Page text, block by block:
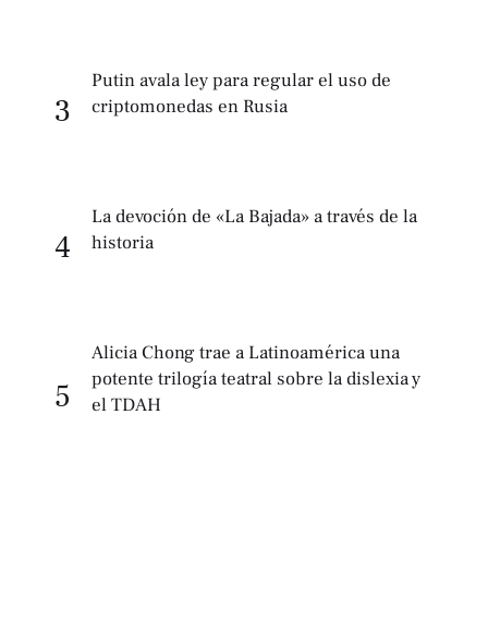
3
Putin avala ley para regular el uso de
criptomonedas en Rusia
4
La devoción de «La Bajada» a través de la
historia
5
Alicia Chong trae a Latinoamérica una
potente trilogía teatral sobre la dislexia y
el TDAH